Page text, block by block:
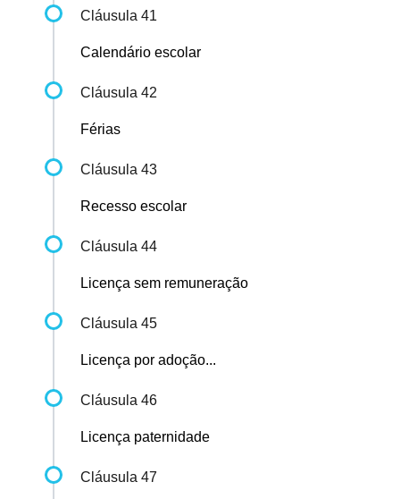
Cláusula 41
Calendário escolar
Cláusula 42
Férias
Cláusula 43
Recesso escolar
Cláusula 44
Licença sem remuneração
Cláusula 45
Licença por adoção...
Cláusula 46
Licença paternidade
Cláusula 47